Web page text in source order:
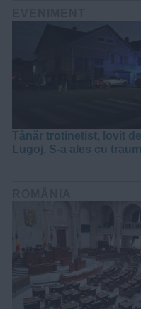
Tânăr trotinetist, lovit
Lugoj. S-a ales cu